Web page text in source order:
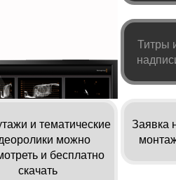
Титры
и тематические
можно
и бесплатно
скачать
Заявка